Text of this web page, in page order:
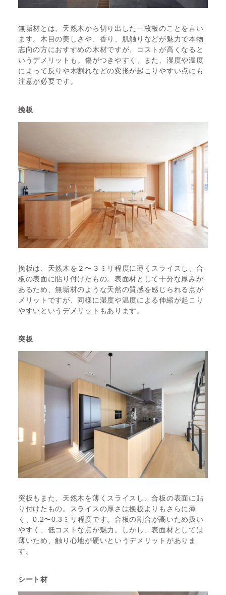
無垢材とは、天然木から切り出した一枚板のことを言い
ます。木目の美しさや、香り、肌触りなどが魅力で本物
志向の方におすすめの木材ですが、コストが高くなると
いうデメリットも。傷がつきやすく、また、湿度や温度
によって反りや木割れなどの変形が起こりやすい点にも
注意が必要です。
挽板
挽板は、天然木を２〜３ミリ程度に薄くスライスし、合
板の表面に貼り付けたもの。表面材として十分な厚みが
あるため、無垢材のような天然の質感を感じられる点が
メリットですが、同様に湿度や温度による伸縮が起こり
やすいというデメリットもあります。
突板
突板もまた、天然木を薄くスライスし、合板の表面に貼
り付けたもの。スライスの厚さは挽板よりもさらに薄
く、0.2〜0.3ミリ程度です。合板の割合が高いため扱い
やすく、低コストな点が魅力。しかし、表面材としては
薄いため、触り心地が硬いというデメリットがありま
す。
シート材